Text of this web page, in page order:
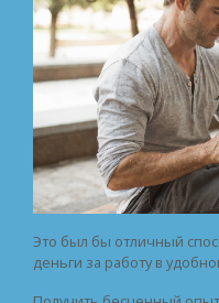
Это был бы отличный
деньги за работу в